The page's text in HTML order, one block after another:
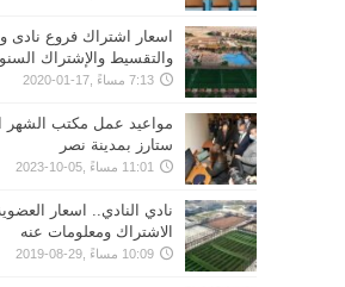
اسعار اشتراك فروع نادى
والتقسيط والإشتراك
7:13 مساءً ,17-01-2020
مواعيد عمل مكتب الشهر
ستارز بمدينة نصر
11:01 مساءً ,05-10-2023
نادي النادي.. اسعار
الاشتراك ومعلومات عنه
10:09 مساءً ,29-08-2019